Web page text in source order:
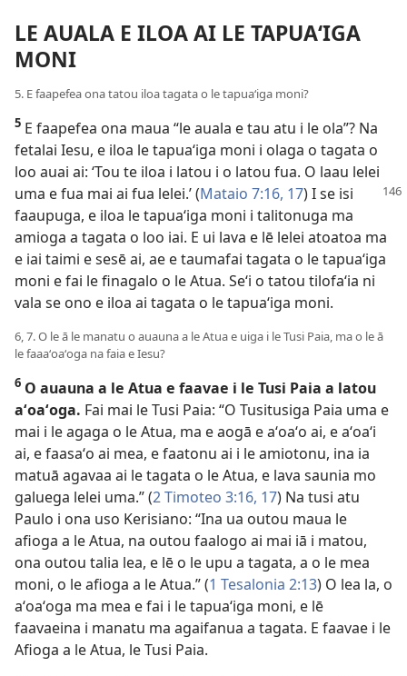
LE AUALA E ILOA AI LE TAPUAʻIGA
MONI
5. E faapefea ona tatou iloa tagata o le tapuaʻiga moni?
5 E faapefea ona maua “le auala e tau atu i le ola”? Na
fetalai Iesu, e iloa le tapuaʻiga moni i olaga o tagata o
loo auai ai: ʻTou te iloa i latou i o latou fua. O laau lelei
uma e fua mai ai fua lelei.’ (Mataio 7:16, 17) I se isi
faaupuga, e iloa le tapuaʻiga moni i talitonuga ma
amioga a tagata o loo iai. E ui lava e lē lelei atoatoa ma
e iai taimi e sesē ai, ae e taumafai tagata o le tapuaʻiga
moni e fai le finagalo o le Atua. Seʻi o tatou tilofaʻia ni
vala se ono e iloa ai tagata o le tapuaʻiga moni.
6, 7. O le ā le manatu o auauna a le Atua e uiga i le Tusi Paia, ma o le ā
le faaaʻoaʻoga na faia e Iesu?
6 O auauna a le Atua e faavae i le Tusi Paia a latou
aʻoaʻoga. Fai mai le Tusi Paia: “O Tusitusiga Paia uma e
mai i le agaga o le Atua, ma e aogā e aʻoaʻo ai, e aʻoaʻi
ai, e faasaʻo ai mea, e faatonu ai i le amiotonu, ina ia
matuā agavaa ai le tagata o le Atua, e lava saunia mo
galuega lelei uma.” (2 Timoteo 3:16, 17) Na tusi atu
Paulo i ona uso Kerisiano: “Ina ua outou maua le
afioga a le Atua, na outou faalogo ai mai iā i matou,
ona outou talia lea, e lē o le upu a tagata, a o le mea
moni, o le afioga a le Atua.” (1 Tesalonia 2:13) O lea la, o
aʻoaʻoga ma mea e fai i le tapuaʻiga moni, e lē
faavaeina i manatu ma agaifanua a tagata. E faavae i le
Afioga a le Atua, le Tusi Paia.